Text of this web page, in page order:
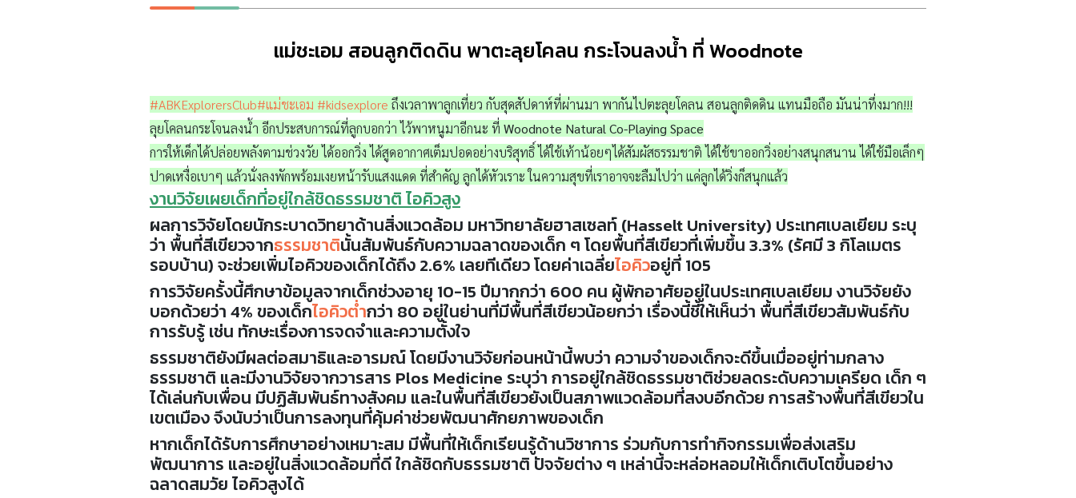
แม่ชะเอม สอนลูกติดดิน พาตะลุยโคลน กระโจนลงน้ำ ที่ Woodnote
#ABKExplorersClub#แม่ชะเอม #kidsexplore ถึงเวลาพาลูกเที่ยว กับสุดสัปดาห์ที่ผ่านมา พากันไปตะลุยโคลน สอนลูกติดดิน แทนมือถือ มันน่าทึ่งมาก!!!
ลุยโคลนกระโจนลงน้ำ อีกประสบการณ์ที่ลูกบอกว่า ไว้พาหนูมาอีกนะ ที่ Woodnote Natural Co-Playing Space
การให้เด็กได้ปล่อยพลังตามช่วงวัย ได้ออกวิ่ง ได้สูดอากาศเต็มปอดอย่างบริสุทธิ์ ได้ใช้เท้าน้อยๆได้สัมผัสธรรมชาติ ได้ใช้ขาออกวิ่งอย่างสนุกสนาน ได้ใช้มือเล็กๆ
ปาดเหงื่อเบาๆ แล้วนั่งลงพักพร้อมเงยหน้ารับแสงแดด ที่สำคัญ ลูกได้หัวเราะ ในความสุขที่เราอาจจะลืมไปว่า แค่ลูกได้วิ่งก็สนุกแล้ว
งานวิจัยเผยเด็กที่อยู่ใกล้ชิดธรรมชาติ ไอคิวสูง
ผลการวิจัยโดยนักระบาดวิทยาด้านสิ่งแวดล้อม มหาวิทยาลัยฮาสเซลท์ (Hasselt University) ประเทศเบลเยียม ระบุ
ว่า พื้นที่สีเขียวจากธรรมชาตินั้นสัมพันธ์กับความฉลาดของเด็ก ๆ โดยพื้นที่สีเขียวที่เพิ่มขึ้น 3.3% (รัศมี 3 กิโลเมตร
รอบบ้าน) จะช่วยเพิ่มไอคิวของเด็กได้ถึง 2.6% เลยทีเดียว โดยค่าเฉลี่ยไอคิวอยู่ที่ 105
การวิจัยครั้งนี้ศึกษาข้อมูลจากเด็กช่วงอายุ 10-15 ปีมากกว่า 600 คน ผู้พักอาศัยอยู่ในประเทศเบลเยียม งานวิจัยยัง
บอกด้วยว่า 4% ของเด็กไอคิวต่ำกว่า 80 อยู่ในย่านที่มีพื้นที่สีเขียวน้อยกว่า เรื่องนี้ชี้ให้เห็นว่า พื้นที่สีเขียวสัมพันธ์กับ
การรับรู้ เช่น ทักษะเรื่องการจดจำและความตั้งใจ
ธรรมชาติยังมีผลต่อสมาธิและอารมณ์ โดยมีงานวิจัยก่อนหน้านี้พบว่า ความจำของเด็กจะดีขึ้นเมื่ออยู่ท่ามกลาง
ธรรมชาติ และมีงานวิจัยจากวารสาร Plos Medicine ระบุว่า การอยู่ใกล้ชิดธรรมชาติช่วยลดระดับความเครียด เด็ก ๆ
ได้เล่นกับเพื่อน มีปฏิสัมพันธ์ทางสังคม และในพื้นที่สีเขียวยังเป็นสภาพแวดล้อมที่สงบอีกด้วย การสร้างพื้นที่สีเขียวใน
เขตเมือง จึงนับว่าเป็นการลงทุนที่คุ้มค่าช่วยพัฒนาศักยภาพของเด็ก
หากเด็กได้รับการศึกษาอย่างเหมาะสม มีพื้นที่ให้เด็กเรียนรู้ด้านวิชาการ ร่วมกับการทำกิจกรรมเพื่อส่งเสริม
พัฒนาการ และอยู่ในสิ่งแวดล้อมที่ดี ใกล้ชิดกับธรรมชาติ ปัจจัยต่าง ๆ เหล่านี้จะหล่อหลอมให้เด็กเติบโตขึ้นอย่าง
ฉลาดสมวัย ไอคิวสูงได้